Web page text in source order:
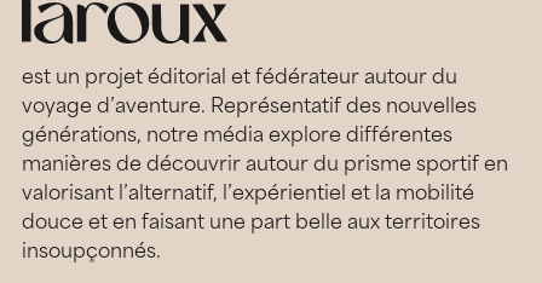
est un projet éditorial et fédérateur autour du
voyage d’aventure. Représentatif des nouvelles
générations, notre média explore différentes
manières de découvrir autour du prisme sportif en
valorisant l’alternatif, l’expérientiel et la mobilité
douce et en faisant une part belle aux territoires
insoupçonnés.